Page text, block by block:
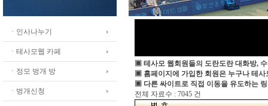
ㆍ인사나누기
ㆍ테사모웹 카페
ㆍ정모 벙개 방
ㆍ벙개신청
▣ 테사모 웹회원들의 도란도란 대화방,
▣ 홈페이지에 가입한 회원은 누구나 테사
▣ 다른 싸이트로 직접 이동을 유도하는
전체 자료수 : 7045 건